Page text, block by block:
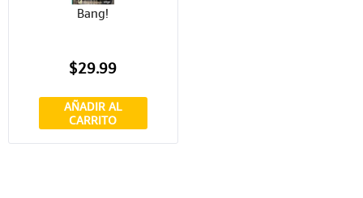
Bang!
$29.99
AÑADIR AL
CARRITO